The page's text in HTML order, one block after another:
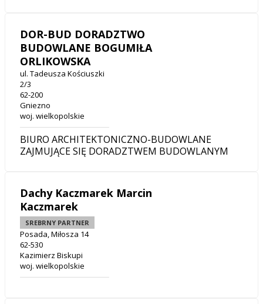
DOR-BUD DORADZTWO
BUDOWLANE BOGUMIŁA
ORLIKOWSKA
ul. Tadeusza Kościuszki
2/3
62-200
Gniezno
woj. wielkopolskie
BIURO ARCHITEKTONICZNO-BUDOWLANE
ZAJMUJĄCE SIĘ DORADZTWEM BUDOWLANYM
Dachy Kaczmarek Marcin
Kaczmarek
SREBRNY PARTNER
Posada, Miłosza 14
62-530
Kazimierz Biskupi
woj. wielkopolskie